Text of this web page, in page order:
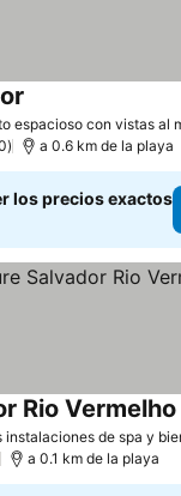
espacioso con vistas al
a 0.6 km de la playa
los precios exactos
instalaciones de spa y
Rio Vermelho
a 0.1 km de la playa